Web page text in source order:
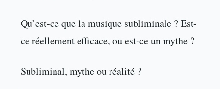
Qu’est-ce que la musique subliminale ? Est-
ce réellement efficace, ou est-ce un mythe ?
Subliminal, mythe ou réalité ?